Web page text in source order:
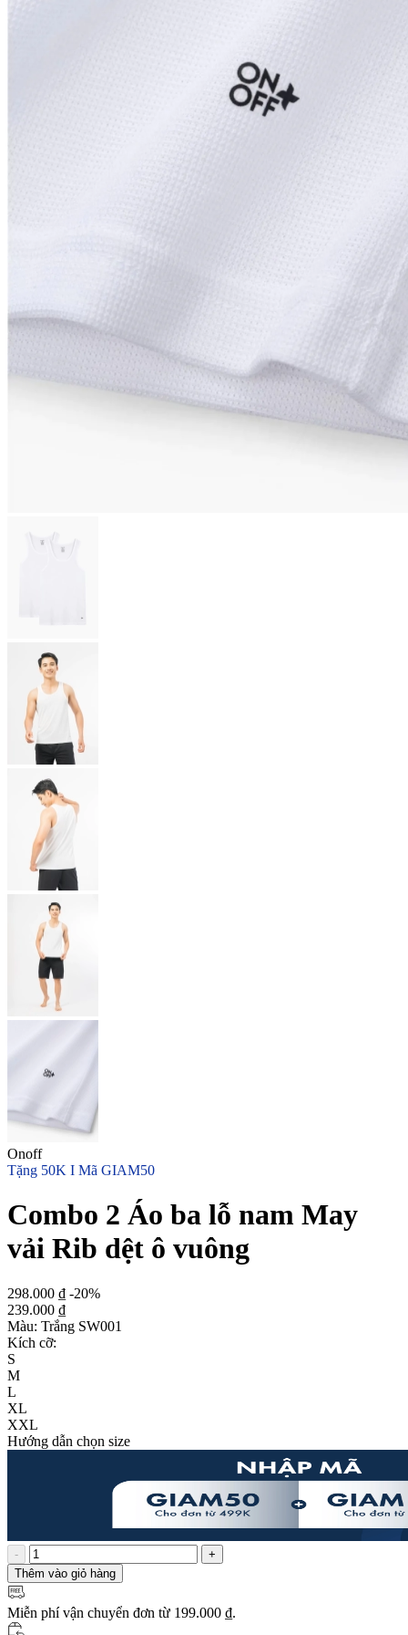
Onoff
Tặng 50K I Mã GIAM50
Combo 2 Áo ba lỗ nam May
vải Rib dệt ô vuông
298.000 ₫ -20%
239.000 ₫
Màu: Trắng SW001
Kích cỡ:
S
M
L
XL
XXL
Hướng dẫn chọn size
-
+
Thêm vào giỏ hàng
Miễn phí vận chuyển đơn từ 199.000 ₫.